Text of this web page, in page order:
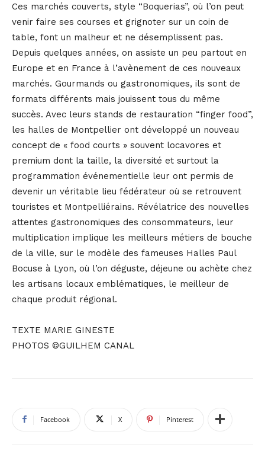
Ces marchés couverts, style “Boquerias”, où l’on peut
venir faire ses courses et grignoter sur un coin de
table, font un malheur et ne désemplissent pas.
Depuis quelques années, on assiste un peu partout en
Europe et en France à l’avènement de ces nouveaux
marchés. Gourmands ou gastronomiques, ils sont de
formats différents mais jouissent tous du même
succès. Avec leurs stands de restauration “finger food”,
les halles de Montpellier ont développé un nouveau
concept de « food courts » souvent locavores et
premium dont la taille, la diversité et surtout la
programmation événementielle leur ont permis de
devenir un véritable lieu fédérateur où se retrouvent
touristes et Montpelliérains. Révélatrice des nouvelles
attentes gastronomiques des consommateurs, leur
multiplication implique les meilleurs métiers de bouche
de la ville, sur le modèle des fameuses Halles Paul
Bocuse à Lyon, où l’on déguste, déjeune ou achète chez
les artisans locaux emblématiques, le meilleur de
chaque produit régional.
TEXTE MARIE GINESTE
PHOTOS ©GUILHEM CANAL
Facebook X Pinterest